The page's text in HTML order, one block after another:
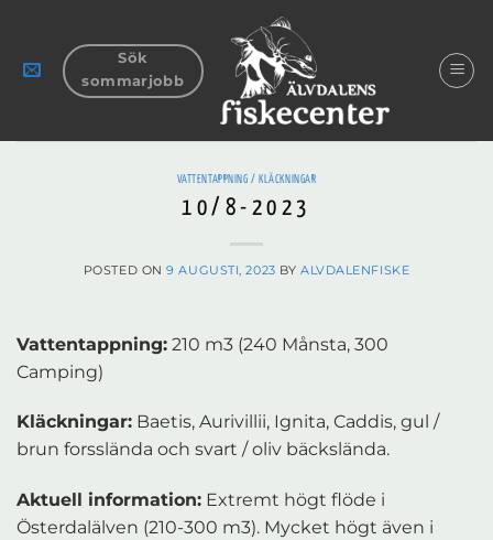
content
Sök
sommarjobb
VATTENTAPPNING / KLÄCKNINGAR
10/8-2023
POSTED ON9 AUGUSTI, 2023 BY ALVDALENFISKE
Vattentappning: 210 m3 (240 Månsta, 300
Camping)
Kläckningar: Baetis, Aurivillii, Ignita, Caddis, gul /
brun forsslända och svart / oliv bäckslända.
Aktuell information: Extremt högt flöde i
Österdalälven (210-300 m3). Mycket högt även i